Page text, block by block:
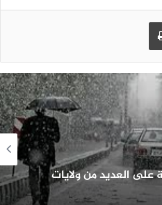
طباعة
على العديد من ولايات